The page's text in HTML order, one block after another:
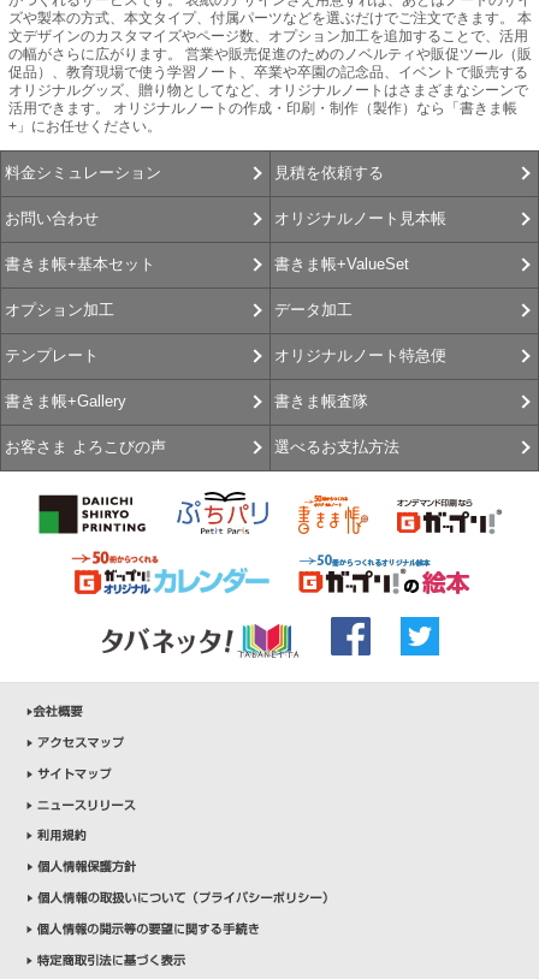
ズや製本の方式、本文タイプ、付属パーツなどを選ぶだけでご注文できます。 本
文デザインのカスタマイズやページ数、オプション加工を追加することで、活用
の幅がさらに広がります。 営業や販売促進のためのノベルティや販促ツール（販
促品）、教育現場で使う学習ノート、卒業や卒園の記念品、イベントで販売する
オリジナルグッズ、贈り物としてなど、オリジナルノートはさまざまなシーンで
活用できます。 オリジナルノートの作成・印刷・制作（製作）なら「書きま帳
+」にお任せください。
料金シミュレーション 見積を依頼する
お問い合わせ オリジナルノート見本帳
書きま帳+基本セット 書きま帳+ValueSet
オプション加工 データ加工
テンプレート オリジナルノート特急便
書きま帳+Gallery 書きま帳査隊
お客さま よろこびの声 選べるお支払方法